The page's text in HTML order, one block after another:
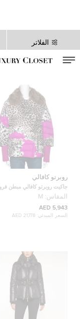
الفلاتر
روبرتو كافالي
جاكيت روبرتو كافالي مبطن
مبطن مطبوع نقشة الفهد بيج M
المقاس: M
5,943 AED
السعر المبدئي: 21,778 AED